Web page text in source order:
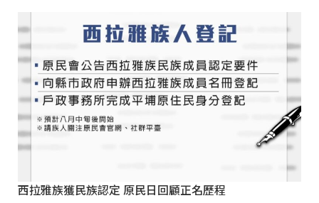
西拉雅族獲民族認定 原民日回顧正名歷程